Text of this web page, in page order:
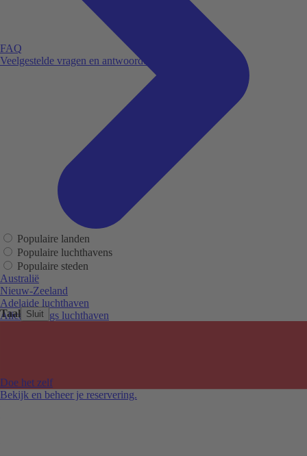
Taal Sluit
FAQ
Veelgestelde vragen en antwoorden.
Doe het zelf
Bekijk en beheer je reservering.
Populaire landen
Populaire luchthavens
Populaire steden
Australië
Nieuw-Zeeland
Adelaide luchthaven
Alice Springs luchthaven
Melbourne Tullamarine luchthaven
Perth luchthaven
Sydney luchthaven